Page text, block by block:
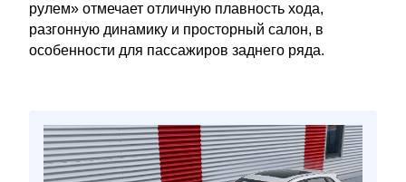
рулем» отмечает отличную плавность хода,
разгонную динамику и просторный салон, в
особенности для пассажиров заднего ряда.